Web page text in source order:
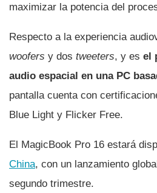
maximizar la potencia del
Respecto a la experiencia
woofers y dos tweeters, y es el
audio espacial en una PC
pantalla cuenta con
Blue Light y Flicker Free.
El MagicBook Pro 16 estará
China, con un lanzamiento
segundo trimestre.